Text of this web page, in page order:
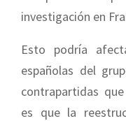
investigación en
Esto podría
españolas del
contrapartidas
es que la